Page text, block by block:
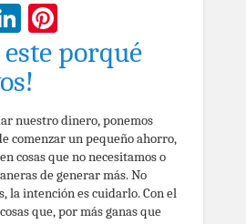
LinkedIn
porqué
nuestro dinero, ponemos
comenzar un pequeño ahorro,
cosas que no necesitamos o
de generar más. No
la intención es cuidarlo. Con el
que, por más ganas que